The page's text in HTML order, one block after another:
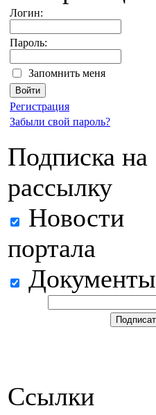
Логин:
Пароль:
Запомнить меня
Регистрация
Забыли свой пароль?
Подписка на
рассылку
Новости
портала
Документы
Ссылки